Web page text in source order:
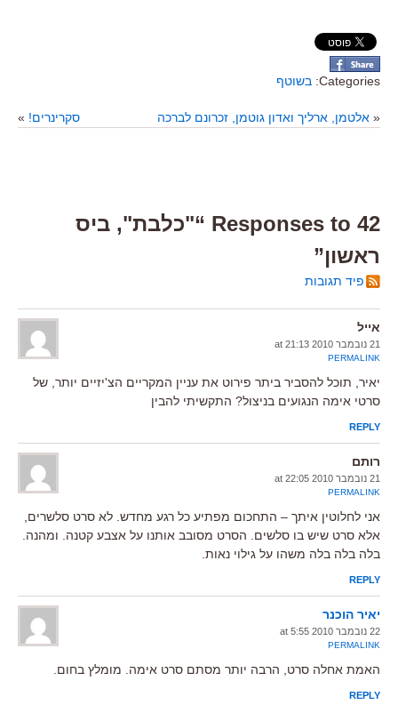
Categories: בשוטף
« אלטמן, ארליך ואדון גוטמן, זכרונם לברכה סקרינרים! »
42 Responses to “"כלבת", ביס
ראשון”
פיד תגובות
אייל
21 נובמבר 2010 at 21:13
PERMALINK
יאיר, תוכל להסביר ביתר פירוט את עניין המקריים הצ'יזיים יותר, של
סרטי אימה הנגועים בניצול? התקשיתי להבין
REPLY
רותם
21 נובמבר 2010 at 22:05
PERMALINK
אני לחלוטין איתך – התחכום מפתיע כל רגע מחדש. לא סרט סלשרים,
אלא סרט שיש בו סלשים. הסרט מסובב אותנו על אצבע קטנה. ומהנה.
בלה בלה בלה משהו על גילוי נאות.
REPLY
יאיר הוכנר
22 נובמבר 2010 at 5:55
PERMALINK
האמת אחלה סרט, הרבה יותר מסתם סרט אימה. מומלץ בחום.
REPLY